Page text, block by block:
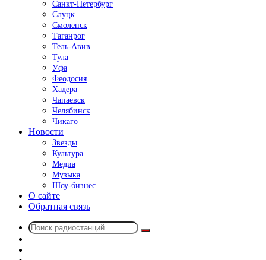
Санкт-Петербург
Слуцк
Смоленск
Таганрог
Тель-Авив
Тула
Уфа
Феодосия
Хадера
Чапаевск
Челябинск
Чикаго
Новости
Звезды
Культура
Медиа
Музыка
Шоу-бизнес
О сайте
Обратная связь
Поиск